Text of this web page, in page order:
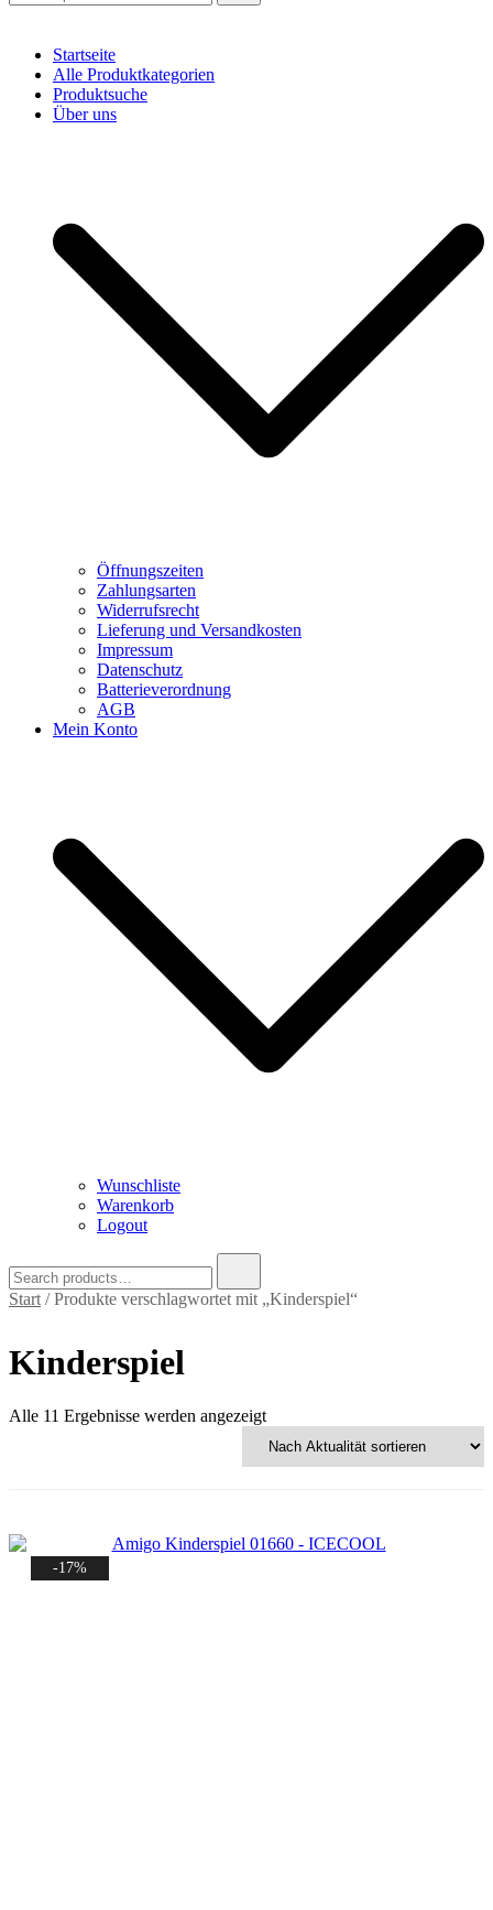
Startseite
Alle Produktkategorien
Produktsuche
Über uns
Öffnungszeiten
Zahlungsarten
Widerrufsrecht
Lieferung und Versandkosten
Impressum
Datenschutz
Batterieverordnung
AGB
Mein Konto
Wunschliste
Warenkorb
Logout
for:
Start / Produkte verschlagwortet mit „Kinderspiel“
Kinderspiel
Alle 11 Ergebnisse werden angezeigtNach
sortiert
-17%